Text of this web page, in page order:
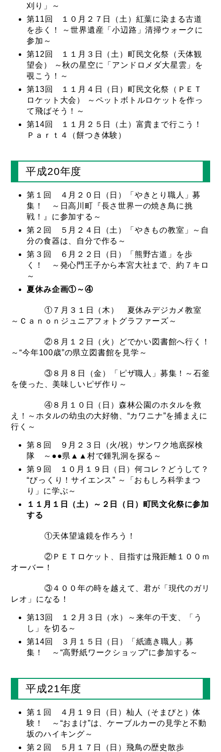
刈り」～
第11回 １０月２７日（土）紅葉に染まる古道
を歩く！ ～世界遺産「小辺路」清掃ウォークに
参加～
第12回 １１月３日（土）町民文化祭（天体観
望会） ～秋の星空に「アンドロメダ大星雲」を
覗こう！～
第13回 １１月４日（日）町民文化祭（ＰＥＴ
ロケット大会） ～ペットボトルロケットを作っ
て飛ばそう！～
第14回 １１月２５日（土）富貴まで行こう！
Ｐａｒｔ４（餅つき体験）
平成20年度
第１回 ４月２０日（日）「やきとり職人」募
集！ ～日高川町『長さ世界一の焼き鳥に挑
戦！』に参加する～
第２回 ５月２４日（土）「やきもの教室」～自
分の食器は、自分で作る～
第３回 ６月２２日（日）「熊野古道」を歩
く！ ～発心門王子から本宮大社まで、約７キロ
～
夏休み企画①～④
①７月３１日（木） 夏休みデジカメ教室
～Ｃａｎｏｎジュニアフォトグラファーズ～
②８月１２日（火）どでかい図書館へ行く！
～“今年100歳”の県立図書館を見学～
③８月８日（金）「ピザ職人」募集！～石釜
を使った、美味しいピザ作り～
④８月１０日（日）森林公園のホタルを救
え！～ホタルの幼虫の大好物、“カワニナ”を捕まえに
行く～
第８回 ９月２３日（火/祝）サンワク地底探検
隊 ～●●県▲▲村で鍾乳洞を探る～
第９回 １０月１９日（日）何コレ？どうして？
“びっくり！サイエンス” ～「おもしろ科学まつ
り」に学ぶ～
１１月１日（土）～２日（日）町民文化祭に参加
する
①天体望遠鏡を作ろう！
②ＰＥＴロケット、目指すは飛距離１００ｍ
オーバー！
③４００年の時を越えて、君が「現代のガリ
レオ」になる！
第13回 １２月３日（水）～来年の干支、「う
し」を切る～
第14回 ３月１５日（日）「紙漉き職人」募
集！ ～“高野紙ワークショップ”に参加する～
平成21年度
第１回 ４月１９日（日）杣人（そまびと）体
験！ ～“おまけ”は、ケーブルカーの見学と不動
坂のハイキング～
第２回 ５月１７日（日）飛鳥の歴史散歩